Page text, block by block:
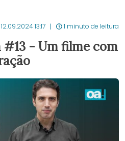
12.09.2024 13:17 1 minuto de leitura
#13 - Um filme com